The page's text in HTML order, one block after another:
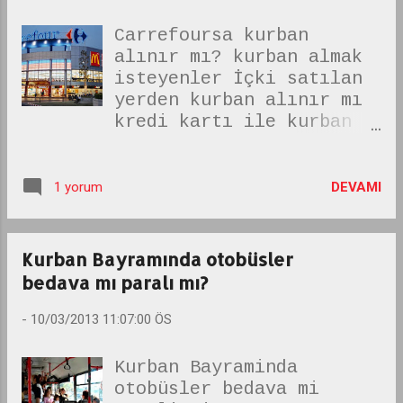
Araç çubuğu ne işe
yarar? # search conduit
araç çubuğunda siz bir
haber sitesinde haber
okurken facebook a
araç çubuğundan bildirim
görürsünüz. Aklınıza
birşey geldiği an araç
çubuğundaki durum
bildirimi ile facebook
yapabilirsiniz. #aynı
şekilde Twitter
Carrefoursa kurban
alınır mı? kurban almak
isteyenler İçki satılan
yerden kurban alınır mı
kredi kartı ile kurban
kurbana girilir mi diye
sakın carrefour gibi
kipa gibi içki satılan
kimin hangi niyetle
kurban eti aldığı belli
olmayan yerlerden sakın
1 yorum DEVAMI
Kurban Bayramında otobüsler
bedava mı paralı mı?
- 10/03/2013 11:07:00 ÖS
Kurban Bayraminda
otobüsler bedava mi